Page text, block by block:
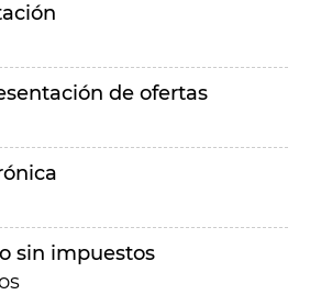
de ofertas
sin impuestos